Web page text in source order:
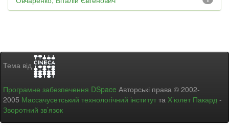
Тема від
Програмне забезпечення DSpace Авторські права © 2002-
2005 Массачусетський технологічний інститут та Х’юлет Пакард -
Зворотний зв’язок